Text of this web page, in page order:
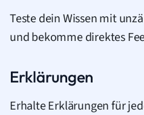
Teste dein Wissen mit
und bekomme direktes
Erklärungen
Erhalte Erklärungen für